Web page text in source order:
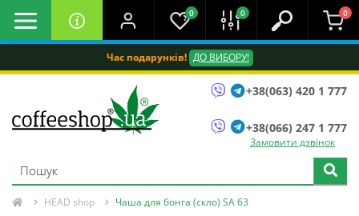
Час подарунків! ДО ВИБОРУ!
0 0 0
+38(063) 420 1 777
+38(066) 247 1 777
Замовити дзвінок
HEAD shop Чаша для бонга (скло) SA 63